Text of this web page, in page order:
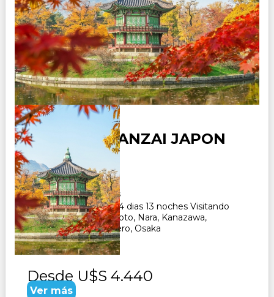
SEUL CON BANZAI JAPON
Duración:
14Días13Noches
Paquete Turistico de 14 dias 13 noches Visitando
Seul, Tokio, Hakone, Kioto, Nara, Kanazawa,
Takayama, Nagoya, Gero, Osaka
Desde U$S 4.440
Ver más